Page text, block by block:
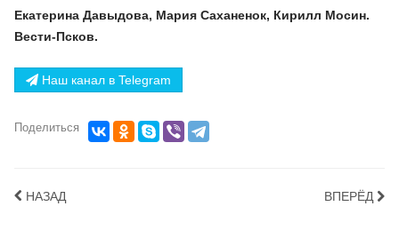
Екатерина Давыдова, Мария Саханенок, Кирилл Мосин.
Вести-Псков.
Наш канал в Telegram
Поделиться
НАЗАД ВПЕРЁД